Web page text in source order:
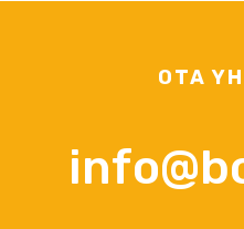
OTA